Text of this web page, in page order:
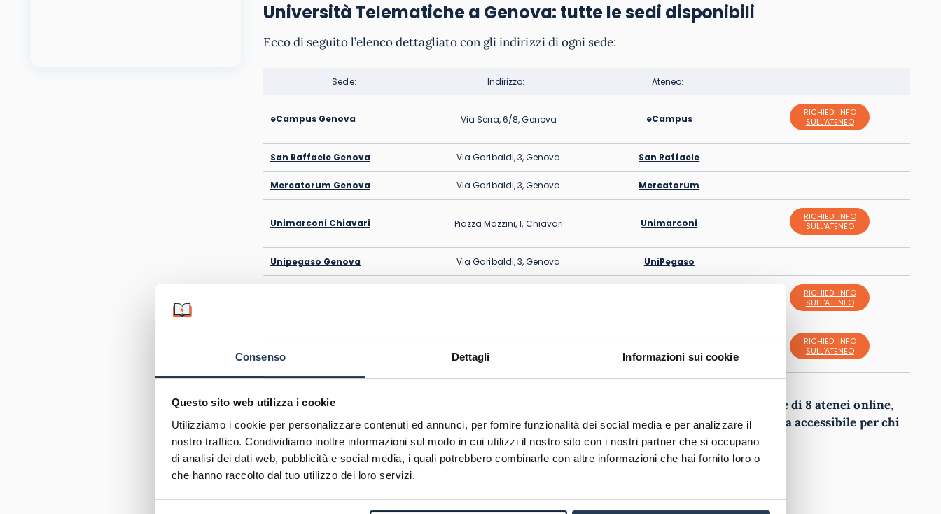
Consenso Dettagli Informazioni sui cookie
Questo sito web utilizza i cookie
Utilizziamo i cookie per personalizzare contenuti ed annunci, per fornire funzionalità dei social media e per analizzare il
nostro traffico. Condividiamo inoltre informazioni sul modo in cui utilizzi il nostro sito con i nostri partner che si occupano
di analisi dei dati web, pubblicità e social media, i quali potrebbero combinarle con altre informazioni che hai fornito loro o
che hanno raccolto dal tuo utilizzo dei loro servizi.
Università Telematiche a Genova: tutte le sedi disponibili
Ecco di seguito l’elenco dettagliato con gli indirizzi di ogni sede:
Sede: Indirizzo: Ateneo:
eCampus Genova Via Serra, 6/8, Genova eCampus
RICHIEDI INFO
SULL'ATENEO
San Raffaele Genova Via Garibaldi, 3, Genova San Raffaele
Mercatorum Genova Via Garibaldi, 3, Genova Mercatorum
Unimarconi Chiavari Piazza Mazzini, 1, Chiavari Unimarconi
RICHIEDI INFO
SULL'ATENEO
Unipegaso Genova Via Garibaldi, 3, Genova UniPegaso
RICHIEDI INFO
SULL'ATENEO
RICHIEDI INFO
SULL'ATENEO
Oltre a questi atenei, a livello regionale sono presenti con sedi distaccate in Liguria un totale di 8 atenei online,
che vantano ben 11 sedi fisiche. Per chi ha maggiore possibilità di movimentol’offerta formativa accessibile per chi
risiede a Genovasi amplia quindi di 2 ulteriori atenei e di 7 sedi fisiche.
RICHIEDI INFORMAZIONI